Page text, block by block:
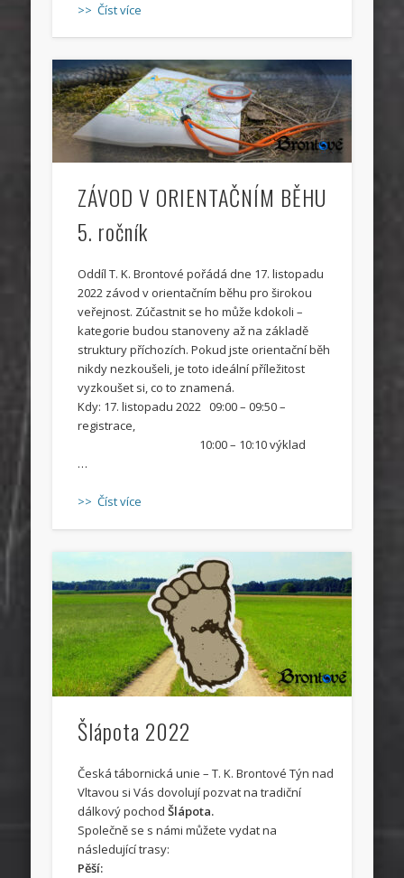
>> Číst více
ZÁVOD V ORIENTAČNÍM BĚHU
5. ročník
Oddíl T. K. Brontové pořádá dne 17. listopadu
2022 závod v orientačním běhu pro širokou
veřejnost. Zúčastnit se ho může kdokoli –
kategorie budou stanoveny až na základě
struktury příchozích. Pokud jste orientační běh
nikdy nezkoušeli, je toto ideální příležitost
vyzkoušet si, co to znamená.
Kdy: 17. listopadu 2022 09:00 – 09:50 –
registrace,
10:00 – 10:10 výklad
…
>> Číst více
Šlápota 2022
Česká tábornická unie – T. K. Brontové Týn nad
Vltavou si Vás dovolují pozvat na tradiční
dálkový pochodŠlápota.
Společně se s námi můžete vydat na
následující trasy:
Pěší: